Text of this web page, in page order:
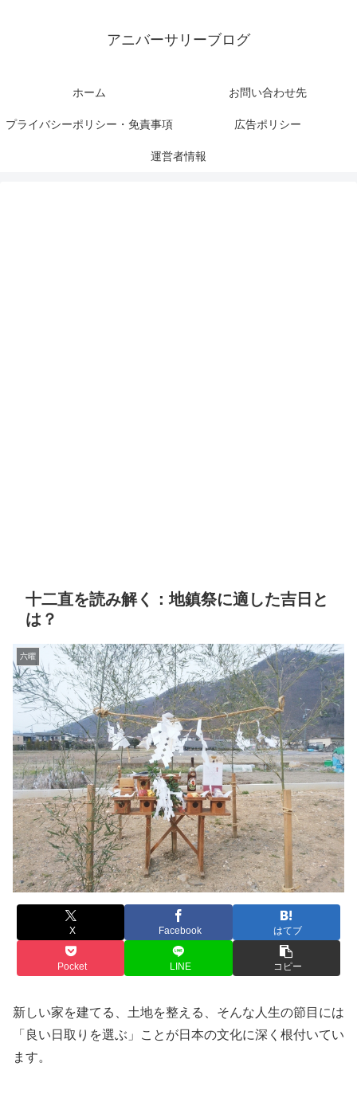
アニバーサリーブログ
ホーム お問い合わせ先
プライバシーポリシー・免責事項 広告ポリシー
運営者情報
十二直を読み解く：地鎮祭に適した吉日と
は？
六曜
X Facebook はてブ
Pocket LINE コピー
新しい家を建てる、土地を整える、そんな人生の節目には
「良い日取りを選ぶ」ことが日本の文化に深く根付いてい
ます。